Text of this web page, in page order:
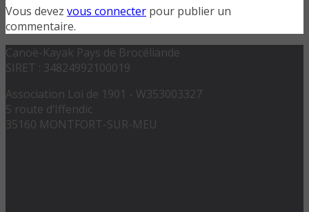
Vous devez vous connecter pour publier un
commentaire.
Canoë-Kayak Pays de Brocéliande
SIRET : 34824992100019
Association Loi de 1901 - W353003327
5 route d’Iffendic
35160 MONTFORT-SUR-MEU